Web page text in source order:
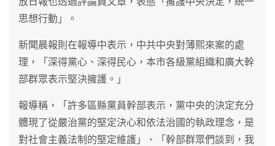
思想行動」。
新聞晨報則在報導中表示，中共中央對薄熙來案的處
理，「深得黨心、深得民心，本市各級黨組織和廣大幹
部群眾表示堅決擁護。」
報導稱，「許多區縣黨員幹部表示，黨中央的決定充分
體現了從嚴治黨的堅定決心和依法治國的執政理念，是
對社會主義法制的堅定維護」、「幹部群眾們談到，我